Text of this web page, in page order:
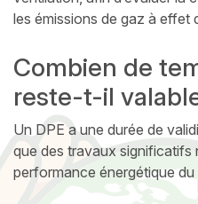
les émissions de gaz à effet
Combien de
reste-t-il
Un DPE a une durée de
que des travaux significatifs
performance énergétique du